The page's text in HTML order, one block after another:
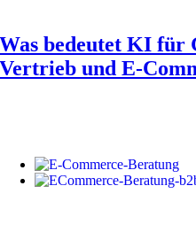
Was bedeutet KI für
Vertrieb und E-